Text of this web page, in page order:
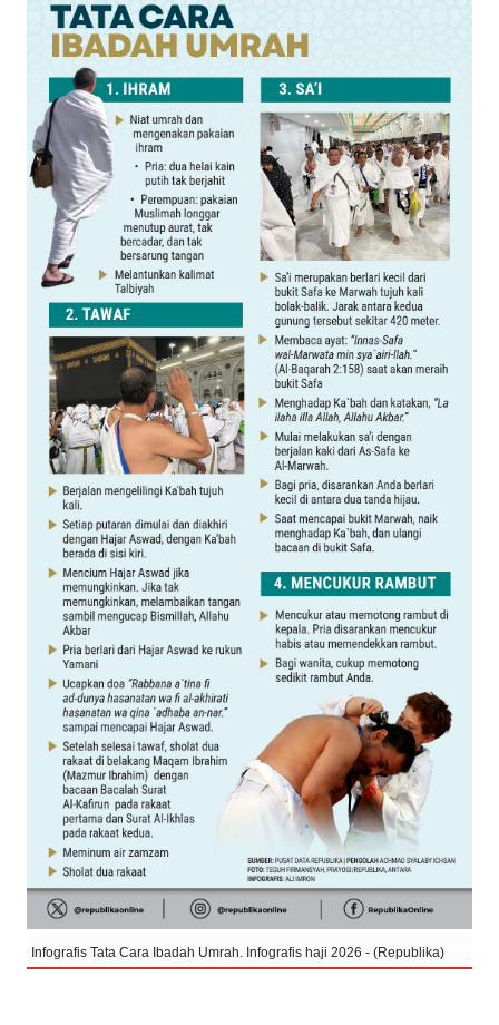
Infografis Tata Cara Ibadah Umrah. Infografis haji 2026 - (Republika)